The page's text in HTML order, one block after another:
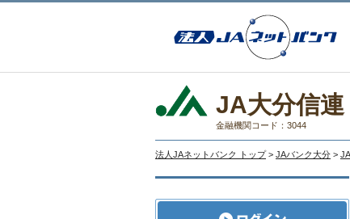
JA大分信連
金融機関コード：3044
法人JAネットバンク トップ > JAバンク大分 >